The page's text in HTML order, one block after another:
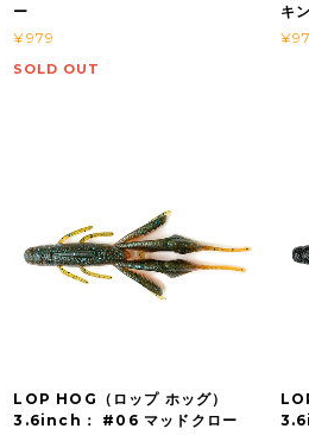
ー
¥979
SOLD OUT
キ
LOP HOG（ロップ ホッグ）
3.6inch： #06 マッドクロー